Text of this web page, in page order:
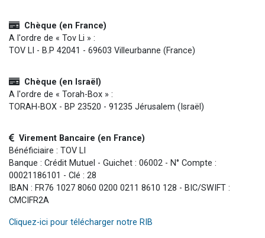
Chèque (en France)
A l'ordre de « Tov Li » :
TOV LI - B.P 42041 - 69603 Villeurbanne (France)
Chèque (en Israël)
A l'ordre de « Torah-Box » :
TORAH-BOX - BP 23520 - 91235 Jérusalem (Israël)
Virement Bancaire (en France)
Bénéficiaire : TOV LI
Banque : Crédit Mutuel - Guichet : 06002 - N° Compte :
00021186101 - Clé : 28
IBAN : FR76 1027 8060 0200 0211 8610 128 - BIC/SWIFT :
CMCIFR2A
Cliquez-ici pour télécharger notre RIB